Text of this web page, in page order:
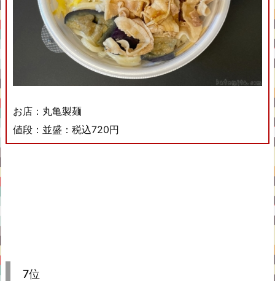
お店：丸亀製麺
値段：並盛：税込720円
7位